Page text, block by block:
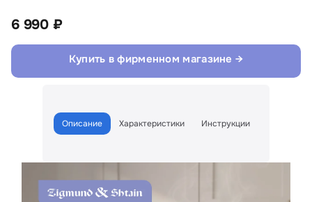
6 990 ₽
Купить в фирменном магазине →
Описание Характеристики Инструкции